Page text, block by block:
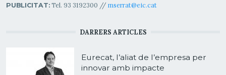
PUBLICITAT:Tel. 93 3192300 // mserrat@eic.cat
DARRERS ARTICLES
Eurecat, l’aliat de l’empresa per
innovar amb impacte